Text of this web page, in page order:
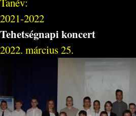
2021-2022
Tehetségnapi koncert
2022. március 25.